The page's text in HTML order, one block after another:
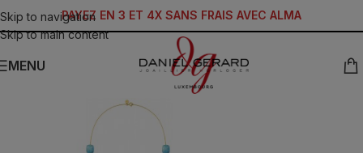
Skip to navigation
Skip to main content
PAYEZ EN 3 ET 4X SANS FRAIS AVEC ALMA
MENU